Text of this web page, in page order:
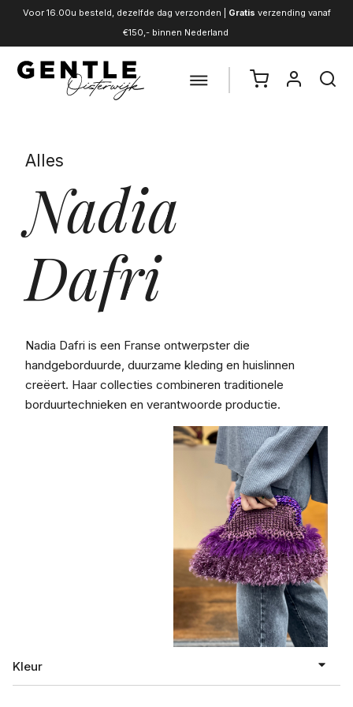
Voor 16.00u besteld, dezelfde dag verzonden | Gratis verzending vanaf
€150,- binnen Nederland
Alles
Nadia
Dafri
Nadia Dafri is een Franse ontwerpster die
handgeborduurde, duurzame kleding en huislinnen
creëert. Haar collecties combineren traditionele
borduurtechnieken en verantwoorde productie.
Kleur